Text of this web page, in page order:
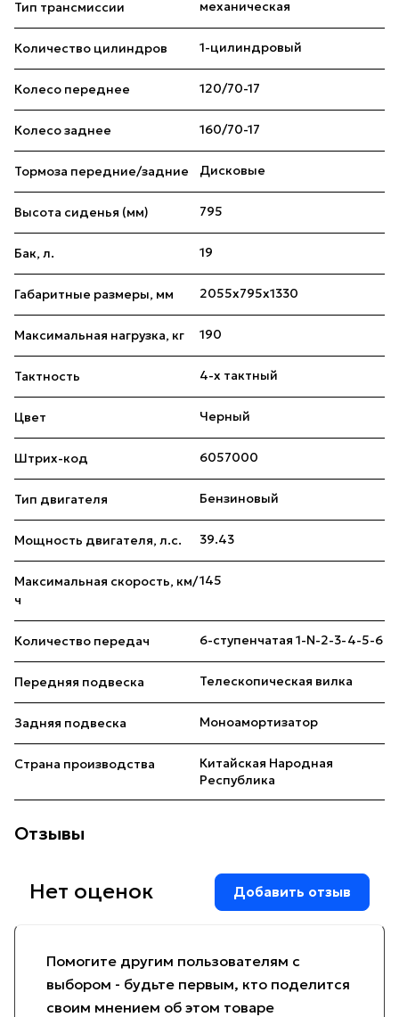
Тип трансмиссии механическая
Количество цилиндров 1-цилиндровый
Колесо переднее 120/70-17
Колесо заднее 160/70-17
Тормоза передние/задние Дисковые
Высота сиденья (мм) 795
Бак, л. 19
Габаритные размеры, мм 2055х795х1330
Максимальная нагрузка, кг 190
Тактность 4-х тактный
Цвет Черный
Штрих-код 6057000
Тип двигателя Бензиновый
Мощность двигателя, л.с. 39.43
Максимальная скорость, км/
ч
145
Количество передач 6-ступенчатая 1-N-2-3-4-5-6
Передняя подвеска Телескопическая вилка
Задняя подвеска Моноамортизатор
Страна производства
Китайская Народная
Республика
Отзывы
Помогите другим пользователям с
выбором - будьте первым, кто поделится
своим мнением об этом товаре
Нет оценок Добавить отзыв